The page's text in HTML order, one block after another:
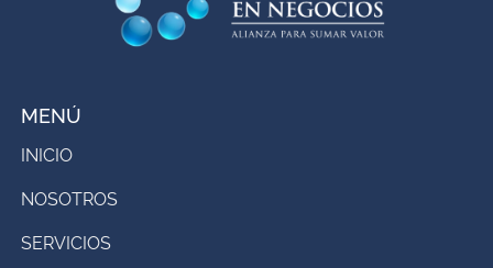
MENÚ
INICIO
NOSOTROS
SERVICIOS